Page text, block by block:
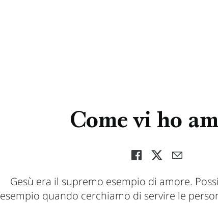
Come vi ho
Gesù era il supremo esempio di amore.
esempio quando cerchiamo di servire le